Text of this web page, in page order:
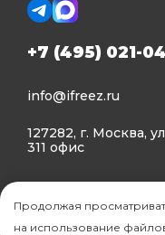
+7 (495) 021-
info@ifreez.ru
127282, г. Москва,
311 офис
Политика
Политика
Продолжая
на использование